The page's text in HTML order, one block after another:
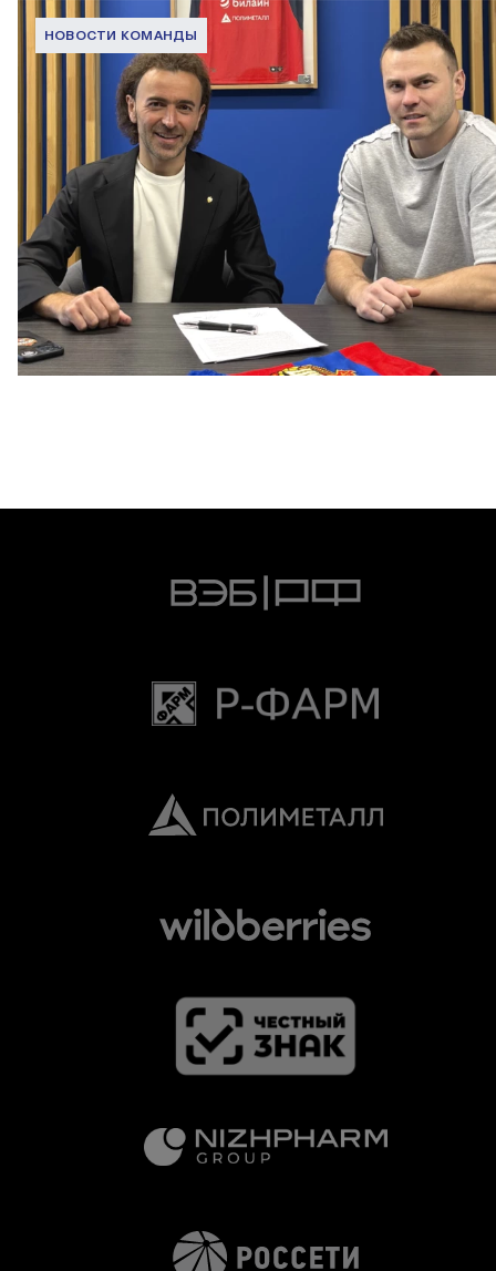
НОВОСТИ КОМАНДЫ
Капитан – с нами!
2 ИЮНЯ 2026 12:55